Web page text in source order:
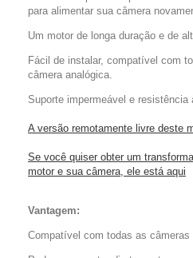
para alimentar sua câmera
Um motor de longa duração e de
Fácil de instalar, compatível com
câmera analógica.
Suporte impermeável e
A versão remotamente livre deste
Se você quiser obter um
motor e sua câmera, ele está aqui
Vantagem:
Compatível com todas as câmeras